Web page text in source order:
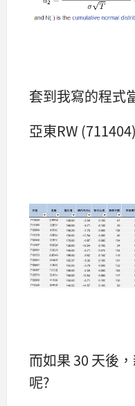
套到我寫的程式
亞東RW
而如果 30 天後
呢?